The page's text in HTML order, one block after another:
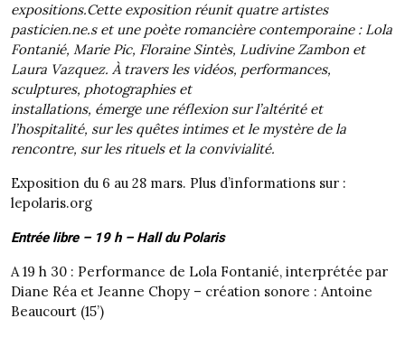
expositions.Cette exposition réunit quatre artistes
pasticien.ne.s et une poète romancière contemporaine : Lola
Fontanié, Marie Pic, Floraine Sintès, Ludivine Zambon et
Laura Vazquez. À travers les vidéos, performances,
sculptures, photographies et
installations, émerge une réflexion sur l’altérité et
l’hospitalité, sur les quêtes intimes et le mystère de la
rencontre, sur les rituels et la convivialité.
Exposition du 6 au 28 mars. Plus d’informations sur :
lepolaris.org
Entrée libre – 19 h – Hall du Polaris
A 19 h 30 : Performance de Lola Fontanié, interprétée par
Diane Réa et Jeanne Chopy – création sonore : Antoine
Beaucourt (15’)